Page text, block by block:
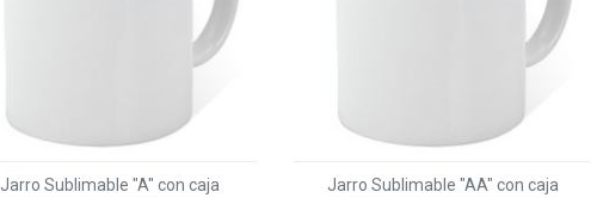
Jarro Sublimable "A" con caja Jarro Sublimable "AA" con caja